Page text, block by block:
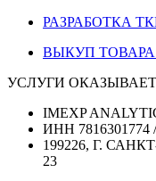
РАЗРАБОТКА
ВЫКУП
УСЛУГИ ОКАЗЫВАЕТ
IMEXP
ИНН 7816301774
199226, Г.
23